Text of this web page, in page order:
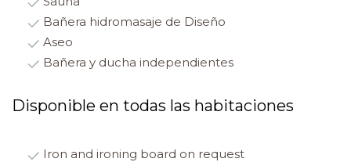
Bañera hidromasaje de Diseño
Aseo
Bañera y ducha independientes
Disponible en todas las habitaciones
Iron and ironing board on request